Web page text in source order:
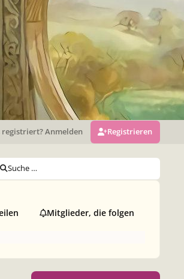
registriert? Anmelden Registrieren
Suche …
Mitglieder, die folgen